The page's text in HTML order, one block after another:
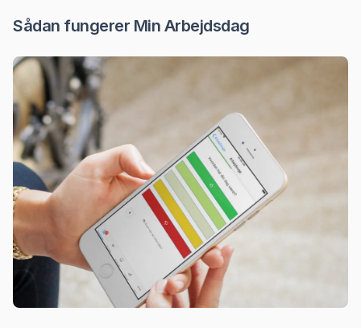
Sådan fungerer Min Arbejdsdag